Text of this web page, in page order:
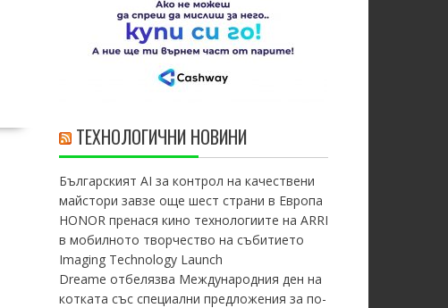
ТЕХНОЛОГИЧНИ НОВИНИ
Българският AI за контрол на качествени
майстори завзе още шест страни в Европа
HONOR пренася кино технологиите на ARRI
в мобилното творчество на събитието
Imaging Technology Launch
Dreame отбелязва Международния ден на
котката със специални предложения за по-